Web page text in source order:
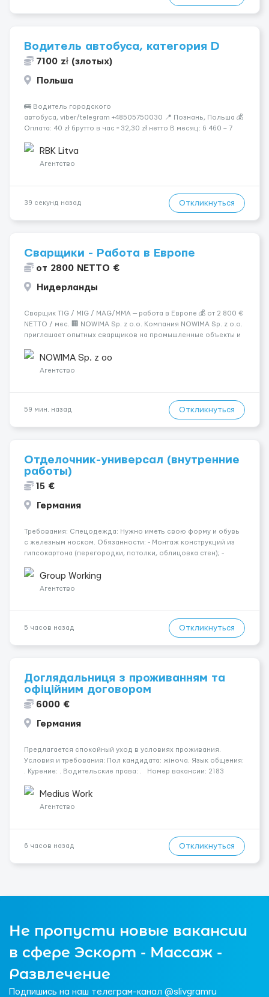
Водитель автобуса, категория D
7100 zł (злотых)
Польша
🚌 Водитель городского
автобуса, viber/telegram +48505750030 📍 Познань, Польша 💰
Оплата: 40 zł брутто в час = 32,30 zł нетто В месяц: 6 460 – 7
Далее - 450 zł/месяц или +1 zł к ставке для тех, кто арендует
жильё ...
RBK Litva
Агентство
39 секунд назад Откликнуться
Сварщики - Работа в Европе
от 2800 NETTO €
Нидерланды
Сварщик TIG / MIG / MAG/MMA — работа в Европе 💰 от 2 800 €
NETTO / мес. 🏢 NOWIMA Sp. z o.o. Компания NOWIMA Sp. z o.o.
приглашает опытных сварщиков на промышленные объекты и
Нидерланды, Италия, Швеция, Франция. Мы гарантиру...
NOWIMA Sp. z oo
Агентство
59 мин. назад Откликнуться
Отделочник-универсал (внутренние
работы)
15 €
Германия
Требования: Спецодежда: Нужно иметь свою форму и обувь
с железным носком. Обязанности: - Монтаж конструкций из
гипсокартона (перегородки, потолки, облицовка стен); -
малярных работ (шпатлевка, грунтовка, покраска); -
Штукатурные работы ...
Group Working
Агентство
5 часов назад Откликнуться
Доглядальниця з проживанням та
офіційним договором
6000 €
Германия
Предлагается спокойный уход в условиях проживания.
Условия и требования: Пол кандидата: жіноча. Язык общения:
. Курение: . Водительские права: . Номер вакансии: 2183
Укр...Medius Work
Агентство
6 часов назад Откликнуться
Не пропусти новые вакансии
в сфере Эскорт - Массаж -
Развлечение
Подпишись на наш телеграм-канал @slivgramru